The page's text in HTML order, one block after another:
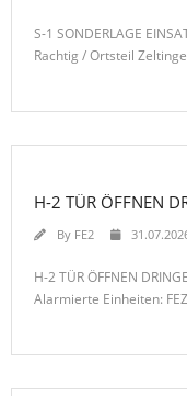
S-1 SONDERLAGE
Rachtig / Ortsteil
H-2 TÜR ÖFFNEN
By FE2
H-2 TÜR ÖFFNEN
Alarmierte Einheiten: